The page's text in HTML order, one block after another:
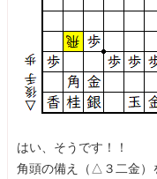
はい、そうです！！
角頭の備え（△３二金）